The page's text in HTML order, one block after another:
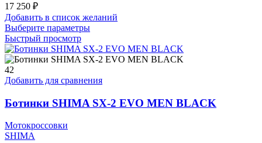
17 250 ₽
Добавить в список желаний
Выберите параметрыЭтот
имеет
несколько
Опции
выбрать
на
Быстрый просмотр
42
Добавить для сравнения
Ботинки SHIMA SX-2 EVO MEN BLACK
Мотокроссовки
SHIMA